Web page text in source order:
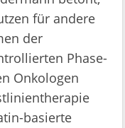
für andere
der
Phase-
Onkologen
basierte